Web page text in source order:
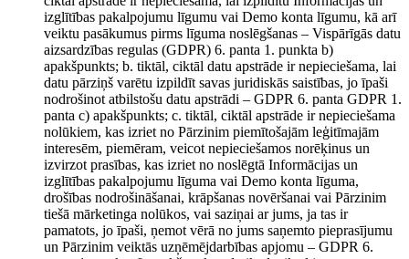
izglītības pakalpojumu līgumu vai Demo konta līgumu, kā arī
veiktu pasākumus pirms līguma noslēgšanas – Vispārīgās datu
aizsardzības regulas (GDPR) 6. panta 1. punkta b)
apakšpunkts; b. tiktāl, ciktāl datu apstrāde ir nepieciešama, lai
datu pārziņš varētu izpildīt savas juridiskās saistības, jo īpaši
nodrošinot atbilstošu datu apstrādi – GDPR 6. panta GDPR 1.
panta c) apakšpunkts; c. tiktāl, ciktāl apstrāde ir nepieciešama
nolūkiem, kas izriet no Pārzinim piemītošajām leģitīmajām
interesēm, piemēram, veicot nepieciešamos norēķinus un
izvirzot prasības, kas izriet no noslēgtā Informācijas un
izglītības pakalpojumu līguma vai Demo konta līguma,
drošības nodrošināšanai, krāpšanas novēršanai vai Pārzinim
tiešā mārketinga nolūkos, vai saziņai ar jums, ja tas ir
pamatots, jo īpaši, ņemot vērā no jums saņemto pieprasījumu
un Pārzinim veiktās uzņēmējdarbības apjomu – GDPR 6.